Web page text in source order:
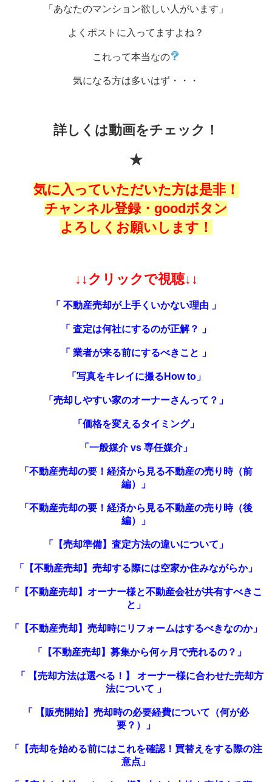
「あなたのマンション欲しい人がいます」
よくポストに入ってますよね？
これって本当なの
気になる方は多いはず・・・
詳しくは動画をチェック！
★
気に入っていただいた方は是非！
チャンネル登録・goodボタン
よろしくお願いします！
↓↓クリックで視聴↓↓
「 不動産売却が上手くいかない理由 」
「 査定は何社にするのが正解？ 」
「 業者が来る前にするべきこと 」
「写真をキレイに撮るHow to」
「売却しやすい家のオーナーさんって？」
「価格を変えるタイミング」
「一般媒介 vs 専任媒介」
「不動産売却の要！経済から見る不動産の売り時（前
編）」
「不動産売却の要！経済から見る不動産の売り時（後
編）」
「 【売却準備】査定方法の違いについて 」
「【不動産売却】売却する際には空家か住みながらか」
「【不動産売却】オーナー様と不動産会社が共有すべきこ
と」
「【不動産売却】売却時にリフォームはするべきなのか」
「【不動産売却】募集から何ヶ月で売れるの？」
「 【売却方法は選べる！】 オーナー様に合わせた売却方
法について 」
「 【販売開始】売却時の必要経費について（何が必
要？）」
「
【売却を始める前にはこれを確認！買替えをする際の注
意点 」